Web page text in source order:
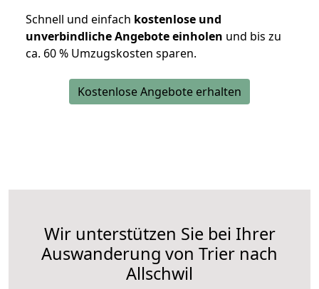
Schnell und einfach kostenlose und
unverbindliche Angebote einholen und bis zu
ca. 60 % Umzugskosten sparen.
Kostenlose Angebote erhalten
Wir unterstützen Sie bei Ihrer
Auswanderung von Trier nach
Allschwil